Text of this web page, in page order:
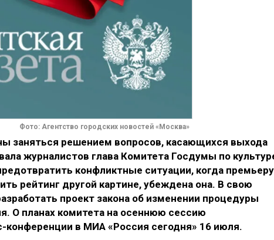
Фото: Агентство городских новостей «Москва»
заняться решением вопросов, касающихся выхода
журналистов глава Комитета Госдумы по
конфликтные ситуации, когда премьеру
рейтинг другой картине, убеждена она. В свою
проект закона об изменении процедуры
О планах комитета на осеннюю сессию
конференции в МИА «Россия сегодня» 16 июля.